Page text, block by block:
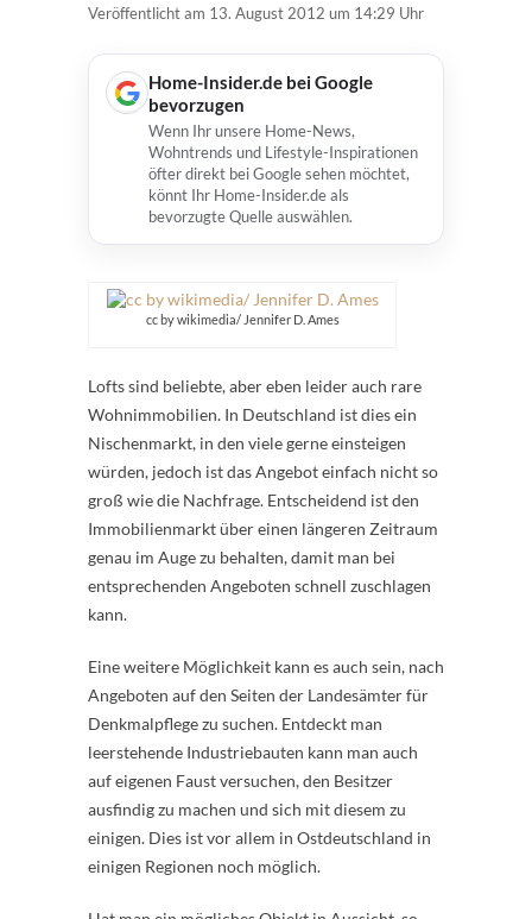
Veröffentlicht am 13. August 2012 um 14:29 Uhr
Home-Insider.de bei Google
bevorzugen
Wenn Ihr unsere Home-News,
Wohntrends und Lifestyle-Inspirationen
öfter direkt bei Google sehen möchtet,
könnt Ihr Home-Insider.de als
bevorzugte Quelle auswählen.
cc by wikimedia/ Jennifer D. Ames
Lofts sind beliebte, aber eben leider auch rare
Wohnimmobilien. In Deutschland ist dies ein
Nischenmarkt, in den viele gerne einsteigen
würden, jedoch ist das Angebot einfach nicht so
groß wie die Nachfrage. Entscheidend ist den
Immobilienmarkt über einen längeren Zeitraum
genau im Auge zu behalten, damit man bei
entsprechenden Angeboten schnell zuschlagen
kann.
Eine weitere Möglichkeit kann es auch sein, nach
Angeboten auf den Seiten der Landesämter für
Denkmalpflege zu suchen. Entdeckt man
leerstehende Industriebauten kann man auch
auf eigenen Faust versuchen, den Besitzer
ausfindig zu machen und sich mit diesem zu
einigen. Dies ist vor allem in Ostdeutschland in
einigen Regionen noch möglich.